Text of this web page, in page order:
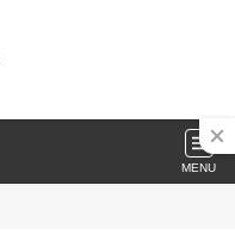
MENU